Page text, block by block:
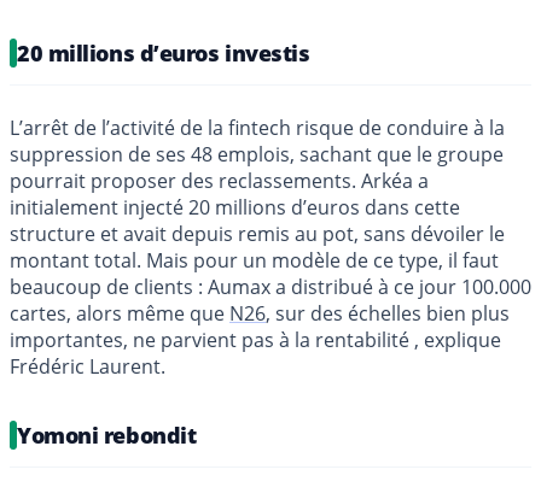
20 millions d’euros investis
L’arrêt de l’activité de la fintech risque de conduire à la
suppression de ses 48 emplois, sachant que le groupe
pourrait proposer des reclassements. Arkéa a
initialement injecté 20 millions d’euros dans cette
structure et avait depuis remis au pot, sans dévoiler le
montant total. Mais pour un modèle de ce type, il faut
beaucoup de clients : Aumax a distribué à ce jour 100.000
cartes, alors même que N26, sur des échelles bien plus
importantes, ne parvient pas à la rentabilité , explique
Frédéric Laurent.
Yomoni rebondit